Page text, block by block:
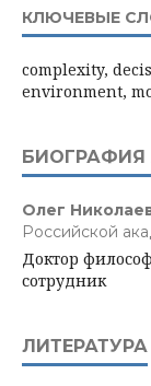
КЛЮЧЕВЫЕ
complexity,
environment,
БИОГРАФИЯ
Олег
Российской
Доктор
сотрудник
ЛИТЕРАТУРА